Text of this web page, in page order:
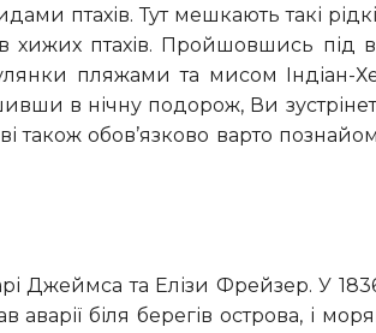
птахів. Тут мешкають такі
хижих птахів. Пройшовшись під
пляжами та мисом Індіан-
в нічну подорож, Ви
також обов’язково варто
аварії біля берегів острова, і